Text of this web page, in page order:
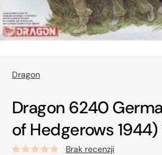
galerii
Dragon
Dragon 6240
of Hedgerows 1944)
Brak recenzji